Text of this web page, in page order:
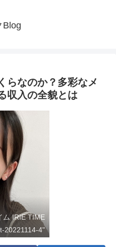
Blog
らなのか？多彩なメ
収入の全貌とは
ム IRIE TIME
20221114-4"